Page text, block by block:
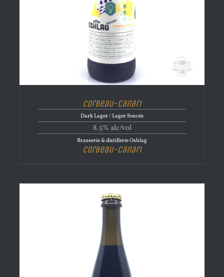
Corbeau-Canari
Dark Lager / Lager Foncée
8.5% alc/vol
Brasserie & distillerie Oshlag
Corbeau-Canari